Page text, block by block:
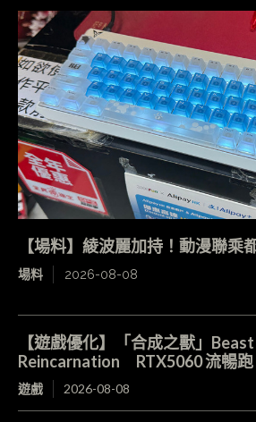
【場料】綾波麗加持！動漫聯乘
場料 2026-08-08
【遊戲優化】「合成之獸」
Reincarnation RTX5060 流暢跑
遊戲 2026-08-08